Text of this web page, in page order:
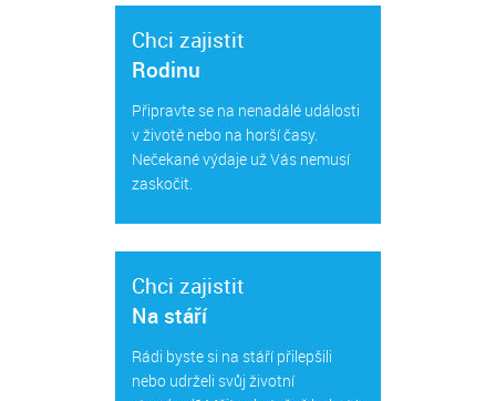
Chci zajistit
Rodinu
Připravte se na nenadálé události
v životě nebo na horší časy.
Nečekané výdaje už Vás nemusí
zaskočit.
Chci zajistit
Na stáří
Rádi byste si na stáří přilepšili
nebo udrželi svůj životní